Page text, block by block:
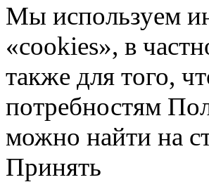
Мы используем
«cookies», в
также для того,
потребностям
можно найти на
Принять